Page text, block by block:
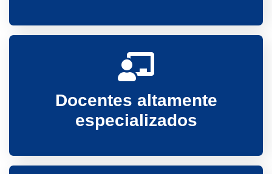
Docentes altamente
especializados